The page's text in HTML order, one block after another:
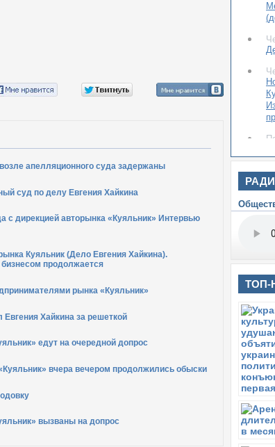
апелляционного суда задержаны
суд по делу Евгения Хайкина
с дирекцией авторынка «Куяльник» Интервью
Куяльник (Дело Евгения Хайкина).
продолжается
рынка «Куяльник»
Хайкина за решеткой
едут на очередной допрос
вчера вечером продолжились обыски
вызваны на допрос
в
ТОП-